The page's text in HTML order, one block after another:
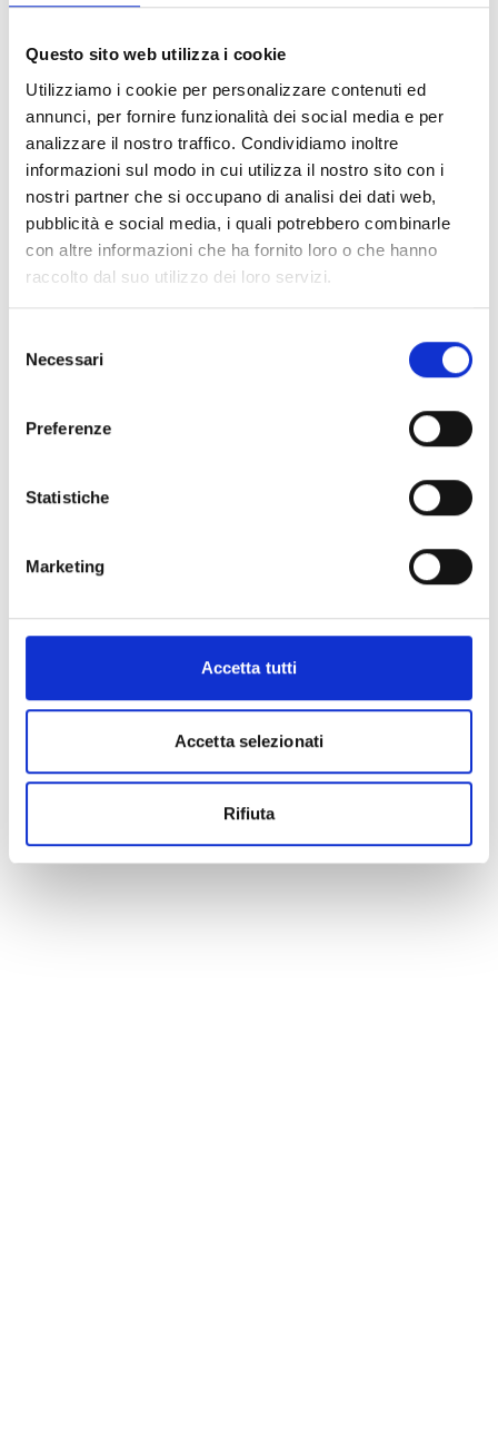
Questo sito web utilizza i cookie
Utilizziamo i cookie per personalizzare contenuti ed
annunci, per fornire funzionalità dei social media e per
analizzare il nostro traffico. Condividiamo inoltre
informazioni sul modo in cui utilizza il nostro sito con i
nostri partner che si occupano di analisi dei dati web,
pubblicità e social media, i quali potrebbero combinarle
con altre informazioni che ha fornito loro o che hanno
raccolto dal suo utilizzo dei loro servizi.
delNecessari
Preferenze
Statistiche
Marketing
Accetta tutti
Accetta selezionati
Rifiuta
CONDIVIDI
Conosci Obiettivo Europa?
Prova gratis